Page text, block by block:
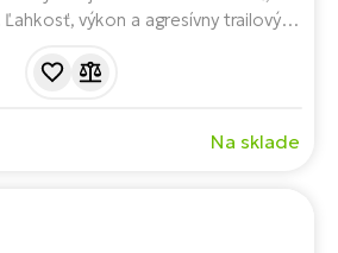
Ľahkosť, výkon a agresívny trailový
VPP™, kombináciou mullet kolies a
Na sklade